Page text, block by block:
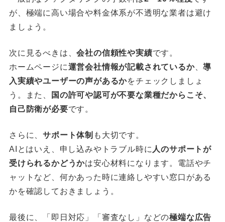
が、極端に高い場合や料金体系が不透明な業者は避け
ましょう。
次に見るべきは、会社の信頼性や実績です。
ホームページに運営会社情報が記載されているか、導
入実績やユーザーの声があるかをチェックしましょ
う。また、
国の許可や認可が不要な業種だからこそ、
自己防衛が必要です。
さらに、サポート体制 も大切です。
AIとはいえ、申し込みやトラブル時に 人のサポートが
受けられるかどうかは安心材料になります。電話やチ
ャットなど、何かあった時に連絡しやすい窓口がある
かを確認しておきましょう。
最後に、「即日対応」「審査なし」などの極端な広告